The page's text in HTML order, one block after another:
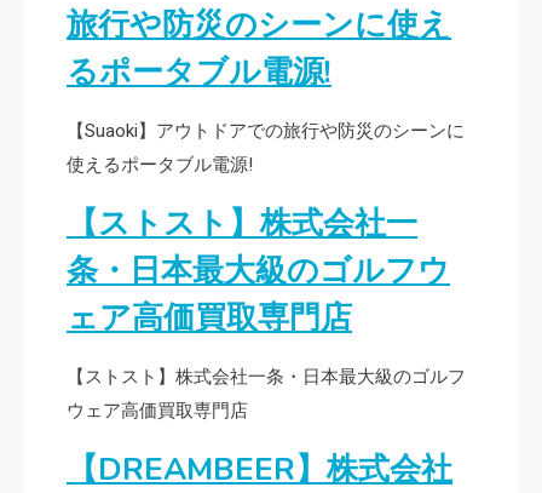
旅行や防災のシーンに使え
るポータブル電源!
【Suaoki】アウトドアでの旅行や防災のシーンに
使えるポータブル電源!
【ストスト】株式会社一
条・日本最大級のゴルフウ
ェア高価買取専門店
【ストスト】株式会社一条・日本最大級のゴルフ
ウェア高価買取専門店
【DREAMBEER】株式会社